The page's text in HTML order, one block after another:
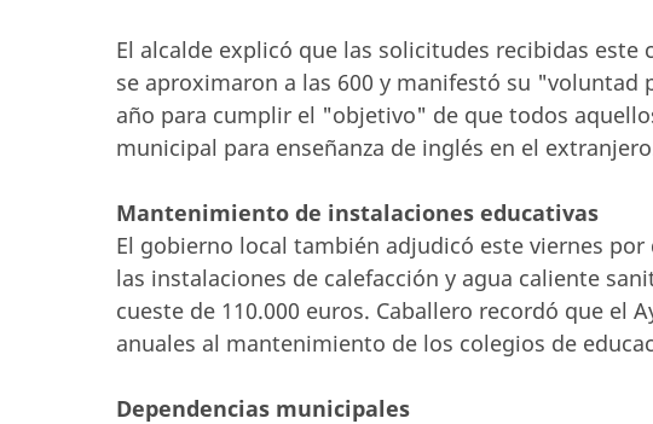
El alcalde explicó que las solicitudes recibidas
se aproximaron a las 600 y manifestó su
año para cumplir el "objetivo" de que todos
municipal para enseñanza de inglés en el
Mantenimiento de instalaciones educativas
El gobierno local también adjudicó este viernes
las instalaciones de calefacción y agua caliente
cueste de 110.000 euros. Caballero recordó que el
anuales al mantenimiento de los colegios de
Dependencias municipales